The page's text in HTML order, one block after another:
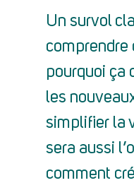
Un survol
comprendre
pourquoi ça
les
simplifier la
sera aussi
comment